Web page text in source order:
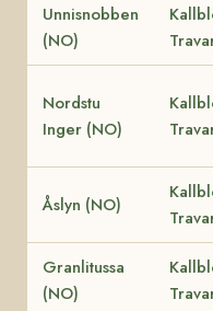
Unnisnobben
(NO)
Nordstu
Inger (NO)
Åslyn (NO)
Granlitussa
(NO)